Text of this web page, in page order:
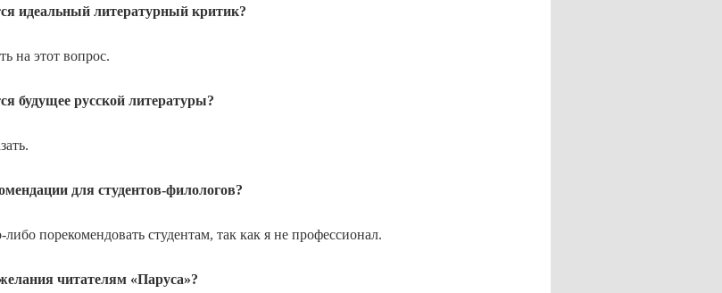
идеальный литературный критик?
на этот вопрос.
будущее русской литературы?
для студентов-филологов?
порекомендовать студентам, так как я не профессионал.
читателям «Паруса»?